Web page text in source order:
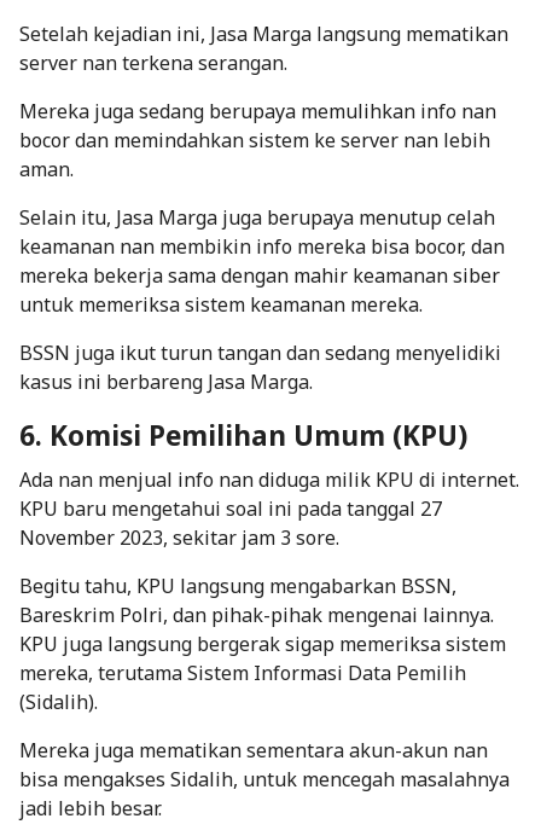
Setelah kejadian ini, Jasa Marga langsung mematikan
server nan terkena serangan.
Mereka juga sedang berupaya memulihkan info nan
bocor dan memindahkan sistem ke server nan lebih
aman.
Selain itu, Jasa Marga juga berupaya menutup celah
keamanan nan membikin info mereka bisa bocor, dan
mereka bekerja sama dengan mahir keamanan siber
untuk memeriksa sistem keamanan mereka.
BSSN juga ikut turun tangan dan sedang menyelidiki
kasus ini berbareng Jasa Marga.
6. Komisi Pemilihan Umum (KPU)
Ada nan menjual info nan diduga milik KPU di internet.
KPU baru mengetahui soal ini pada tanggal 27
November 2023, sekitar jam 3 sore.
Begitu tahu, KPU langsung mengabarkan BSSN,
Bareskrim Polri, dan pihak-pihak mengenai lainnya.
KPU juga langsung bergerak sigap memeriksa sistem
mereka, terutama Sistem Informasi Data Pemilih
(Sidalih).
Mereka juga mematikan sementara akun-akun nan
bisa mengakses Sidalih, untuk mencegah masalahnya
jadi lebih besar.